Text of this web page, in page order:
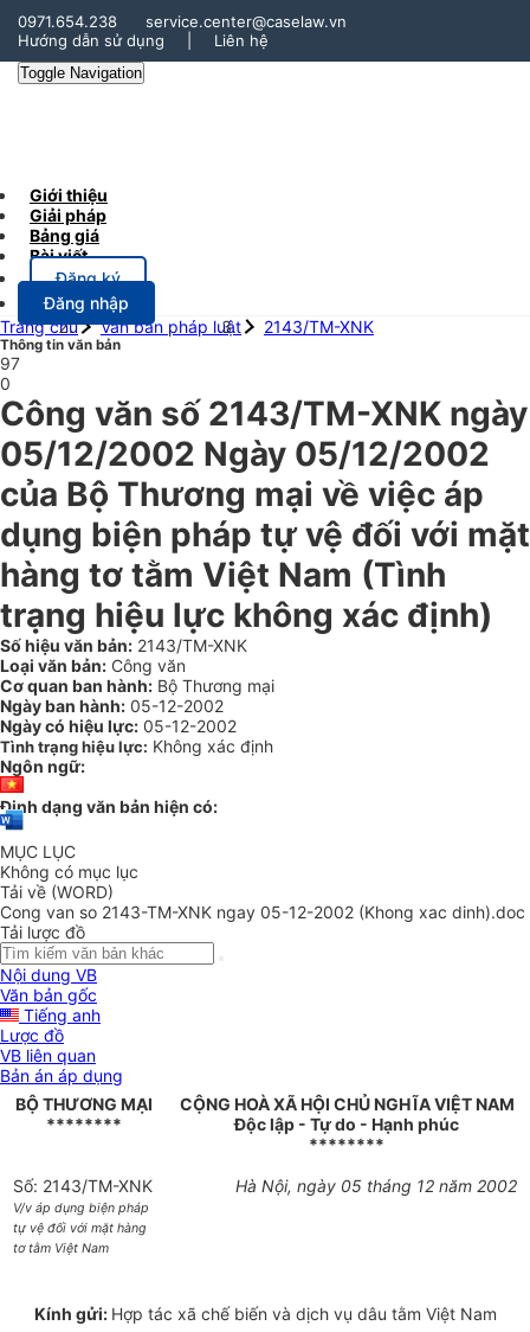
0971.654.238
service.center@caselaw.vn
Hướng dẫn sử dụng
Liên hệ
Toggle Navigation
Giới thiệu
Giải pháp
Bảng giá
Bài viết
Đăng ký
Đăng nhập
Trang chủ
Văn bản pháp luật 2143/TM-XNK
Thông tin văn bản
97
0
Công văn số 2143/TM-XNK ngày
05/12/2002 Ngày 05/12/2002
của Bộ Thương mại về việc áp
dụng biện pháp tự vệ đối với mặt
hàng tơ tằm Việt Nam (Tình
trạng hiệu lực không xác định)
Số hiệu văn bản: 2143/TM-XNK
Loại văn bản: Công văn
Cơ quan ban hành: Bộ Thương mại
Ngày ban hành: 05-12-2002
Ngày có hiệu lực: 05-12-2002
Tình trạng hiệu lực: Không xác định
Ngôn ngữ:
Định dạng văn bản hiện có:
MỤC LỤC
Không có mục lục
Tải về (WORD)
Cong van so 2143-TM-XNK ngay 05-12-2002 (Khong xac dinh).doc
Tải lược đồ
Nội dung VB
Văn bản gốc
Tiếng anh
Lược đồ
VB liên quan
Bản án áp dụng
BỘ THƯƠNG MẠI
********
CỘNG HOÀ XÃ HỘI CHỦ NGHĨA VIỆT NAM
Độc lập - Tự do - Hạnh phúc
********
Số: 2143/TM-XNK
V/v áp dụng biện pháp
tự vệ đối với mặt hàng
tơ tằm Việt Nam
Hà Nội, ngày 05 tháng 12 năm 2002
Kính gửi: Hợp tác xã chế biến và dịch vụ dâu tằm Việt Nam